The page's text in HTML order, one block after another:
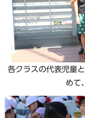
各クラスの代表児童
めて